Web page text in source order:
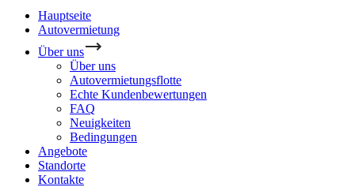
Hauptseite
Autovermietung
Über uns
Über uns
Autovermietungsflotte
Echte Kundenbewertungen
FAQ
Neuigkeiten
Bedingungen
Angebote
Standorte
Kontakte